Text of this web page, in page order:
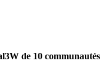
de 10 communautés